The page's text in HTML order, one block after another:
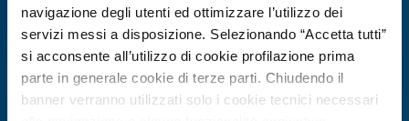
navigazione degli utenti ed ottimizzare l’utilizzo dei
servizi messi a disposizione. Selezionando “Accetta tutti”
si acconsente all’utilizzo di cookie profilazione prima
parte in generale cookie di terze parti. Chiudendo il
banner verranno utilizzati solo i cookie tecnici necessari